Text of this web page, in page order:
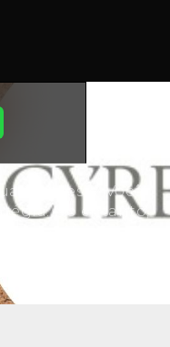
empresa? Você
No entanto,
contar com a
funciona e traz
clientes.